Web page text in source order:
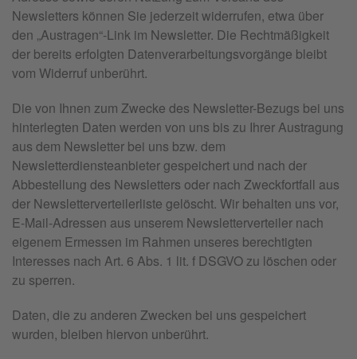
Newsletters können Sie jederzeit widerrufen, etwa über
den „Austragen“-Link im Newsletter. Die Rechtmäßigkeit
der bereits erfolgten Datenverarbeitungsvorgänge bleibt
vom Widerruf unberührt.
Die von Ihnen zum Zwecke des Newsletter-Bezugs bei uns
hinterlegten Daten werden von uns bis zu Ihrer Austragung
aus dem Newsletter bei uns bzw. dem
Newsletterdiensteanbieter gespeichert und nach der
Abbestellung des Newsletters oder nach Zweckfortfall aus
der Newsletterverteilerliste gelöscht. Wir behalten uns vor,
E-Mail-Adressen aus unserem Newsletterverteiler nach
eigenem Ermessen im Rahmen unseres berechtigten
Interesses nach Art. 6 Abs. 1 lit. f DSGVO zu löschen oder
zu sperren.
Daten, die zu anderen Zwecken bei uns gespeichert
wurden, bleiben hiervon unberührt.